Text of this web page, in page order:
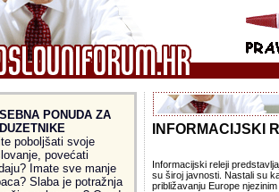
PONUDA ZA
poboljšati svoje
povećati
Imate sve manje
Slaba je potražnja
INFORMACIJSKI
Informacijski releji
su široj javnosti. Nastali su
približavanju Europe